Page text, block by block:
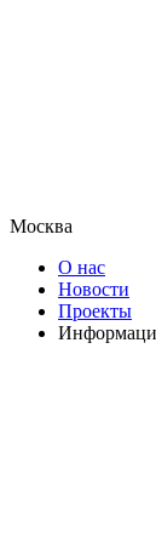
Москва
О нас
Новости
Проекты